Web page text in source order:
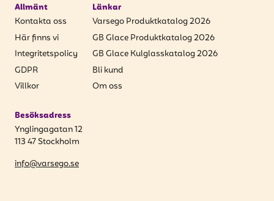
Allmänt
Kontakta oss
Här finns vi
Integritetspolicy
GDPR
Villkor
Länkar
Varsego Produktkatalog 2026
GB Glace Produktkatalog 2026
GB Glace Kulglasskatalog 2026
Bli kund
Om oss
Besöksadress
Ynglingagatan 12
113 47 Stockholm
info@varsego.se